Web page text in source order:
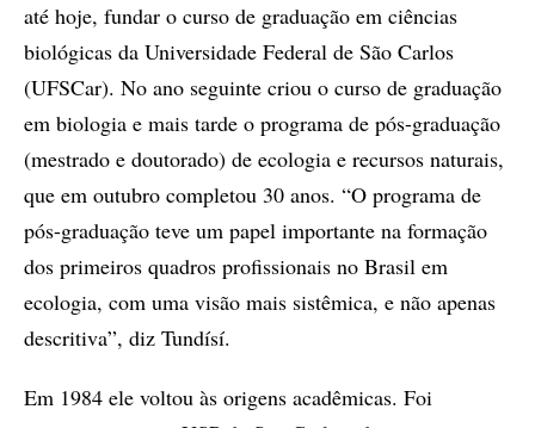
até hoje, fundar o curso de graduação em ciências
biológicas da Universidade Federal de São Carlos
(UFSCar). No ano seguinte criou o curso de graduação
em biologia e mais tarde o programa de pós-graduação
(mestrado e doutorado) de ecologia e recursos naturais,
que em outubro completou 30 anos. “O programa de
pós-graduação teve um papel importante na formação
dos primeiros quadros profissionais no Brasil em
ecologia, com uma visão mais sistêmica, e não apenas
descritiva”, diz Tundísí.
Em 1984 ele voltou às origens acadêmicas. Foi